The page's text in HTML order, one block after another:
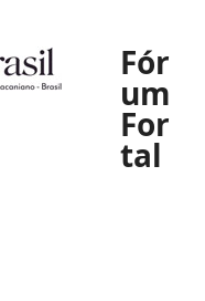
Fór
um
For
tal